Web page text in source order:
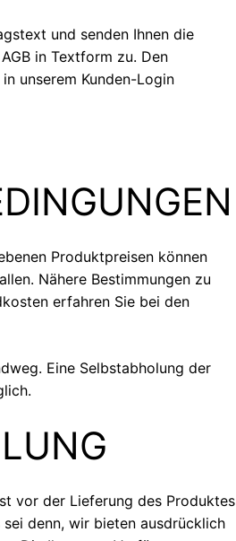
und senden Ihnen die
in Textform zu. Den
unserem Kunden-Login
Produktpreisen können
Nähere Bestimmungen zu
erfahren Sie bei den
Eine Selbstabholung der
vor der Lieferung des Produktes
denn, wir bieten ausdrücklich